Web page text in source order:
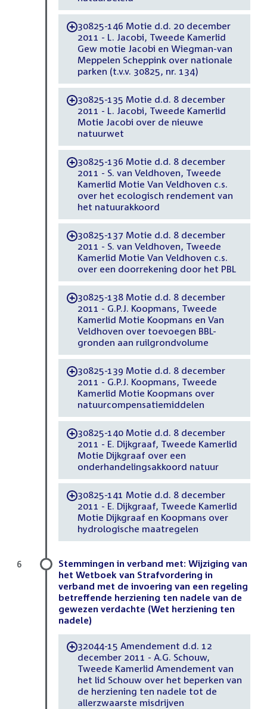
-30825-146 Motie d.d. 20 december
2011 - L. Jacobi, Tweede Kamerlid
Gew motie Jacobi en Wiegman-van
Meppelen Scheppink over nationale
parken (t.v.v. 30825, nr. 134)
-30825-135 Motie d.d. 8 december
2011 - L. Jacobi, Tweede Kamerlid
Motie Jacobi over de nieuwe
natuurwet
-30825-136 Motie d.d. 8 december
2011 - S. van Veldhoven, Tweede
Kamerlid Motie Van Veldhoven c.s.
over het ecologisch rendement van
het natuurakkoord
-30825-137 Motie d.d. 8 december
2011 - S. van Veldhoven, Tweede
Kamerlid Motie Van Veldhoven c.s.
over een doorrekening door het PBL
-30825-138 Motie d.d. 8 december
2011 - G.P.J. Koopmans, Tweede
Kamerlid Motie Koopmans en Van
Veldhoven over toevoegen BBL-
gronden aan ruilgrondvolume
-30825-139 Motie d.d. 8 december
2011 - G.P.J. Koopmans, Tweede
Kamerlid Motie Koopmans over
natuurcompensatiemiddelen
-30825-140 Motie d.d. 8 december
2011 - E. Dijkgraaf, Tweede Kamerlid
Motie Dijkgraaf over een
onderhandelingsakkoord natuur
-30825-141 Motie d.d. 8 december
2011 - E. Dijkgraaf, Tweede Kamerlid
Motie Dijkgraaf en Koopmans over
hydrologische maatregelen
Stemmingen in verband met: Wijziging van
het Wetboek van Strafvordering in
verband met de invoering van een regeling
betreffende herziening ten nadele van de
gewezen verdachte (Wet herziening ten
nadele)
-32044-15 Amendement d.d. 12
december 2011 - A.G. Schouw,
Tweede Kamerlid Amendement van
het lid Schouw over het beperken van
de herziening ten nadele tot de
allerzwaarste misdrijven
6